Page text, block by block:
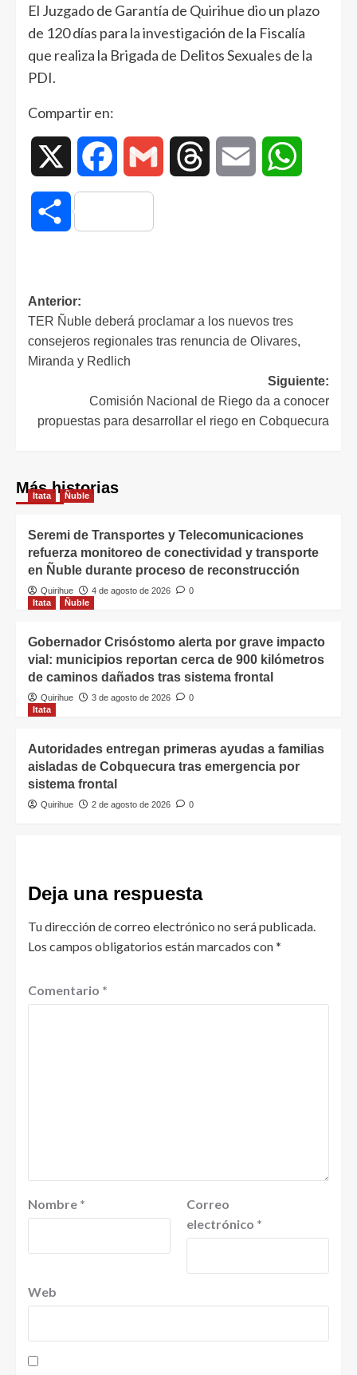
El Juzgado de Garantía de Quirihue dio un plazo
de 120 días para la investigación de la Fiscalía
que realiza la Brigada de Delitos Sexuales de la
PDI.
Compartir en:
Facebook Gmail Threads Email
Compartir
Anterior:
TER Ñuble deberá proclamar a los nuevos tres
consejeros regionales tras renuncia de Olivares,
Miranda y Redlich
Siguiente:
Comisión Nacional de Riego da a conocer
propuestas para desarrollar el riego en Cobquecura
Más historias
Itata Ñuble
Seremi de Transportes y Telecomunicaciones
refuerza monitoreo de conectividad y transporte
en Ñuble durante proceso de reconstrucción
Quirihue 4 de agosto de 2026
0
Itata
Ñuble
Gobernador Crisóstomo alerta por grave impacto
vial: municipios reportan cerca de 900 kilómetros
de caminos dañados tras sistema frontal
Quirihue 3 de agosto de 2026
0
Itata
Autoridades entregan primeras ayudas a familias
aisladas de Cobquecura tras emergencia por
sistema frontal
Quirihue 2 de agosto de 2026 0
Deja una respuesta
Tu dirección de correo electrónico no será publicada.
Los campos obligatorios están marcados con*
Comentario *
Nombre *
Correo
electrónico *
Web